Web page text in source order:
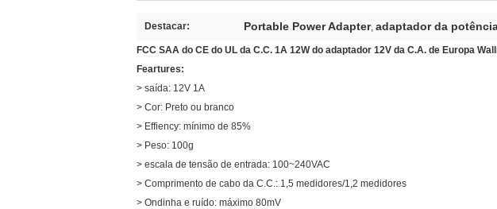
Destacar: Portable Power Adapter, adaptador da
FCC SAA do CE do UL da C.C. 1A 12W do adaptador 12V da C.A. de Europa
Feartures:
> saída: 12V 1A
> Cor: Preto ou branco
> Effiency: mínimo de 85%
> Peso: 100g
> escala de tensão de entrada: 100~240VAC
> Comprimento de cabo da C.C.: 1,5 medidores/1,2 medidores
> Ondinha e ruído: máximo 80mV